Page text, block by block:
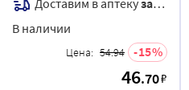
В наличии
Цена: 54.94 15
46.70₽